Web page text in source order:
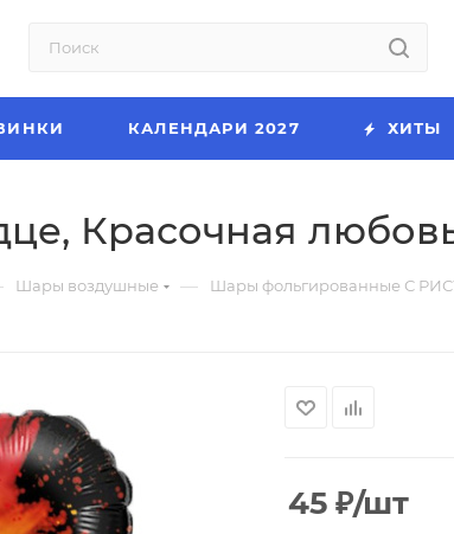
КАЛЕНДАРИ 2027 ХИТЫ
Красочная
Шары воздушные — Шары фольгированные С
45 ₽/шт